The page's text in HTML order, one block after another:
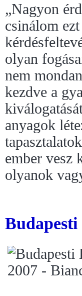
„Nagyon
csinálom
olyan
nem
kezdve a
anyagok
ember vesz
olyanok
Budapesti